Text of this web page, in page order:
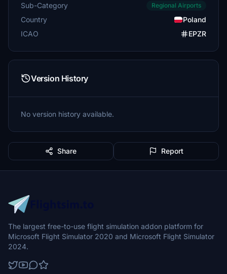
Sub-Category Regional Airports
Country
Poland
ICAO
EPZR
Version History
No version history available.
Share Report
The largest free-to-use flight simulation addon platform for
Microsoft Flight Simulator 2020 and Microsoft Flight Simulator
2024.